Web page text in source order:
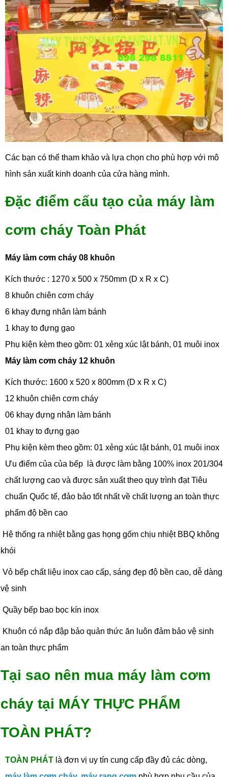
Các bạn có thể tham khảo và lựa chọn cho phù hợp với mô
hình sản xuất kinh doanh của cửa hàng mình.
Đặc điểm cấu tạo của máy làm
cơm cháy Toàn Phát
Máy làm cơm cháy 08 khuôn
Kích thước : 1270 x 500 x 750mm (D x R x C)
8 khuôn chiên cơm cháy
6 khay đựng nhân làm bánh
1 khay to đựng gạo
Phụ kiện kèm theo gồm: 01 xẻng xúc lật bánh, 01 muôi inox
Máy làm cơm cháy 12 khuôn
Kích thước: 1600 x 520 x 800mm (D x R x C)
12 khuôn chiên cơm cháy
06 khay đựng nhân làm bánh
01 khay to đựng gạo
Phụ kiện kèm theo gồm: 01 xẻng xúc lật bánh, 01 muôi inox
Ưu điểm của của bếp là được làm bằng 100% inox 201/304
chất lượng cao và được sản xuất theo quy trình đạt Tiêu
chuẩn Quốc tế, đảo bảo tốt nhất về chất lượng an toàn thực
phẩm độ bền cao
Hệ thống ra nhiệt bằng gas họng gốm chịu nhiệt BBQ không
khói
Vỏ bếp chất liệu inox cao cấp, sáng đẹp độ bền cao, dễ dàng
vệ sinh
Quầy bếp bao bọc kín inox
Khuôn có nắp đập bảo quản thức ăn luôn đảm bảo vệ sinh
an toàn thực phẩm
Tại sao nên mua máy làm cơm
cháy tại MÁY THỰC PHẨM
TOÀN PHÁT?
TOÀN PHÁT là đơn vị uy tín cung cấp đầy đủ các dòng,